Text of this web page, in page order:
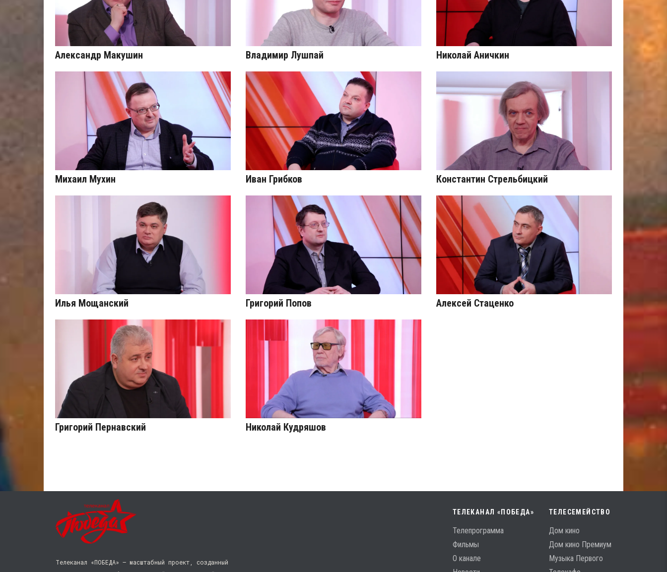
Александр Макушин Владимир Лушпай Николай Аничкин
Михаил Мухин Иван Грибков Константин Стрельбицкий
Илья Мощанский Григорий Попов Алексей Стаценко
Григорий Пернавский Николай Кудряшов
Телеканал «ПОБЕДА» — масштабный проект, созданный
ТЕЛЕКАНАЛ «ПОБЕДА»
Телепрограмма
Фильмы
О канале
ТЕЛЕСЕМЕЙСТВО
Дом кино
Дом кино Премиум
Музыка Первого